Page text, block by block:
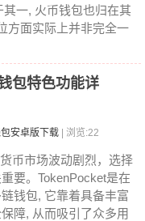
其一, 火币钱包也归在其
方面实际上并非完全一
包特色功能详
安卓版下载 | 浏览:22
币市场波动剧烈，选择
要。TokenPocket是在
钱包, 它靠着具备丰富
障, 从而吸引了众多用